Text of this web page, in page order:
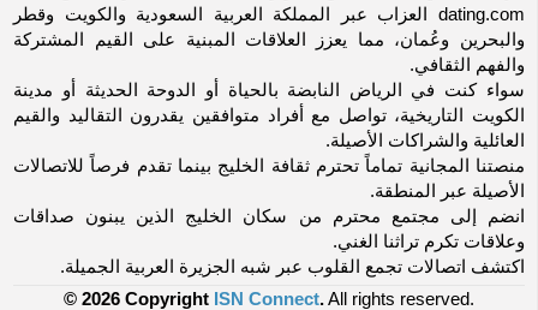
dating.com العزاب عبر المملكة العربية السعودية والكويت وقطر
والبحرين وعُمان، مما يعزز العلاقات المبنية على القيم المشتركة
والفهم الثقافي.
سواء كنت في الرياض النابضة بالحياة أو الدوحة الحديثة أو مدينة
الكويت التاريخية، تواصل مع أفراد متوافقين يقدرون التقاليد والقيم
العائلية والشراكات الأصيلة.
منصتنا المجانية تماماً تحترم ثقافة الخليج بينما تقدم فرصاً للاتصالات
الأصيلة عبر المنطقة.
انضم إلى مجتمع محترم من سكان الخليج الذين يبنون صداقات
وعلاقات تكرم تراثنا الغني.
اكتشف اتصالات تجمع القلوب عبر شبه الجزيرة العربية الجميلة.
© 2026 Copyright ISN Connect.All rights reserved.